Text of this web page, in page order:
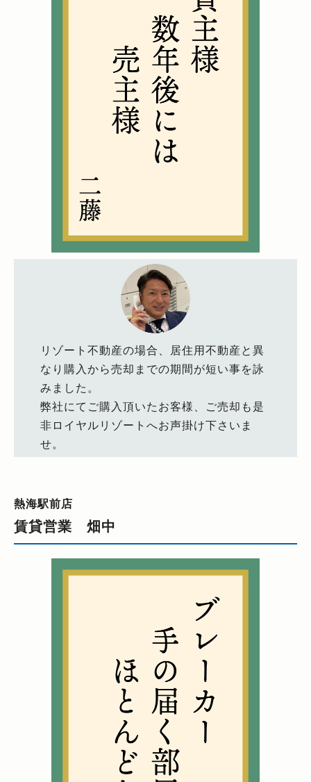
リゾート不動産の場合、居住用不動産と異
なり購入から売却までの期間が短い事を詠
みました。
弊社にてご購入頂いたお客様、ご売却も是
非ロイヤルリゾートへお声掛け下さいま
せ。
熱海駅前店
賃貸営業 畑中